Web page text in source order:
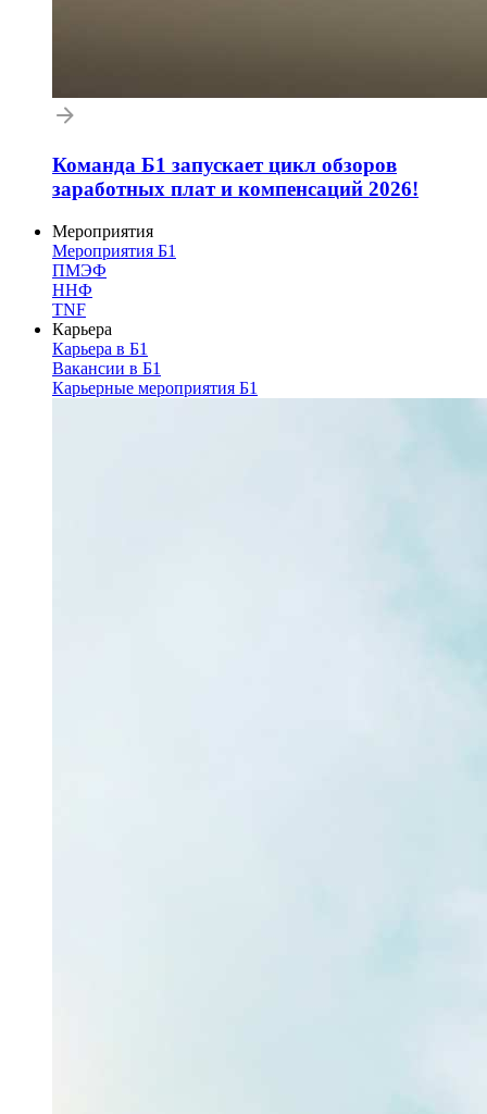
Команда Б1 запускает цикл обзоров
заработных плат и компенсаций 2026!
Мероприятия
Мероприятия Б1
ПМЭФ
ННФ
TNF
Карьера
Карьера в Б1
Вакансии в Б1
Карьерные мероприятия Б1